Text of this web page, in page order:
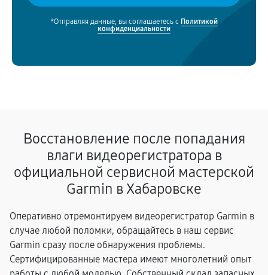
*Отправляя данные, вы соглашаетесь с Политикой
конфиденциальности
Восстановление после попадания
влаги видеорегистратора в
официальной сервисной мастерской
Garmin в Хабаровске
Оперативно отремонтируем видеорегистратор Garmin в
случае любой поломки, обращайтесь в наш сервис
Garmin сразу после обнаружения проблемы.
Сертифицированные мастера имеют многолетний опыт